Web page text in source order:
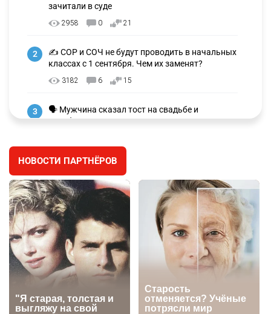
зачитали в суде
2958 0 21
2
✍️ СОР и СОЧ не будут проводить в начальных
классах с 1 сентября. Чем их заменят?
3182 6 15
3
🗣 Мужчина сказал тост на свадьбе и
заработал уголовное дело
⚠️ Доброе утро, друзья! Предлагаем обзор
главных новостей за 4 августа
2725 0 1
5
🗣Глава государства направил телеграмму
соболезнования родным и близким Халық
қаһарманы Ивана Гапича
2721 2 42
6
🇫🇷 Клуб ПСЖ объявил об открытии своей
футбольной академии в Астане
НОВОСТИ ПАРТНЁРОВ